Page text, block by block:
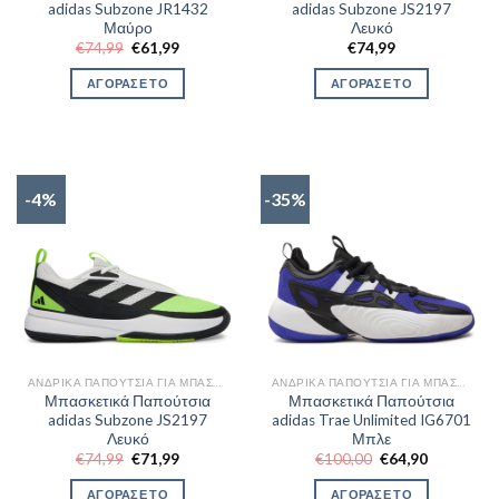
adidas Subzone JR1432
Μαύρο
€74,99 Original
price
was:
€74,99.
€61,99Η
τιμή
€61,99.
ΑΓΟΡΑΣΕ ΤΟ
adidas Subzone JS2197
Λευκό
€74,99
ΑΓΟΡΑΣΕ ΤΟ
-4%
Μπασκετικά Παπούτσια
adidas Subzone JS2197
Λευκό
€74,99 Original
price
was:
€71,99Η
τιμή
ΑΓΟΡΑΣΕ ΤΟ
-35%
Μπασκετικά Παπούτσια
adidas Trae Unlimited IG6701
Μπλε
€100,00 Original
price
was:
€64,90Η
ΑΓΟΡΑΣΕ ΤΟ